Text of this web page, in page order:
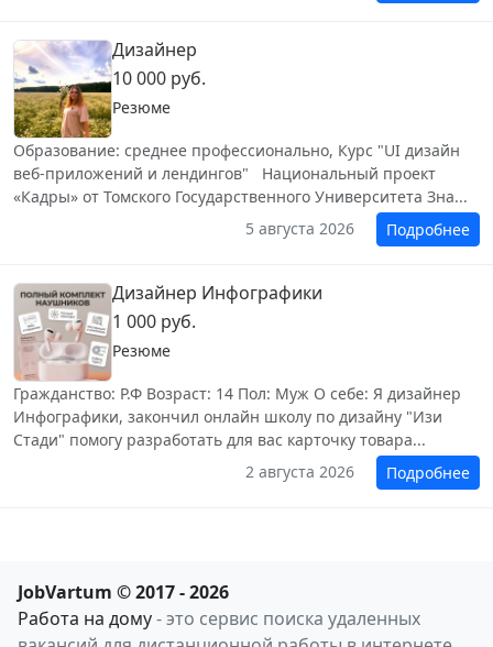
Дизайнер
10 000 руб.
Резюме
Образование: среднее профессионально, Курс "UI дизайн
веб-приложений и лендингов" ‎ Национальный проект
«Кадры» от Томского Государственного Университета Зна...
5 августа 2026
Подробнее
Дизайнер Инфографики
1 000 руб.
Резюме
Гражданство: Р.Ф Возраст: 14 Пол: Муж О себе: Я дизайнер
Инфографики, закончил онлайн школу по дизайну "Изи
Стади" помогу разработать для вас карточку товара...
2 августа 2026
Подробнее
JobVartum © 2017 - 2026
Работа на дому- это сервис поиска удаленных